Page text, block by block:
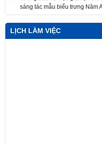
Về việc điều chỉnh thời gian tổ
LỊCH LÀM VIỆC